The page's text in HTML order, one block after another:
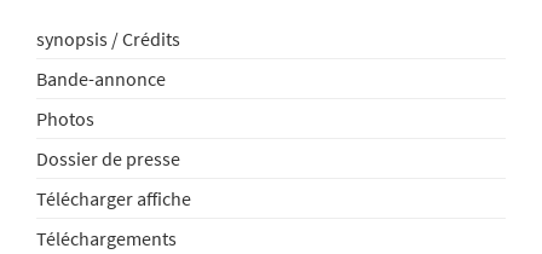
synopsis / Crédits
Bande-annonce
Photos
Dossier de presse
Télécharger affiche
Téléchargements